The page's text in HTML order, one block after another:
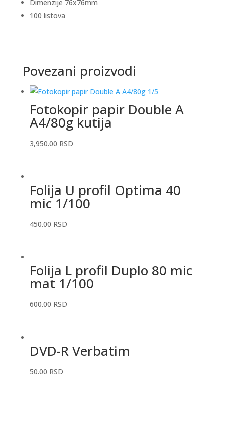
Dimenzije 76x76mm
100 listova
Povezani proizvodi
Fotokopir papir Double A
A4/80g kutija
3,950.00 RSD
Folija U profil Optima 40
mic 1/100
450.00 RSD
Folija L profil Duplo 80 mic
mat 1/100
600.00 RSD
DVD-R Verbatim
50.00 RSD